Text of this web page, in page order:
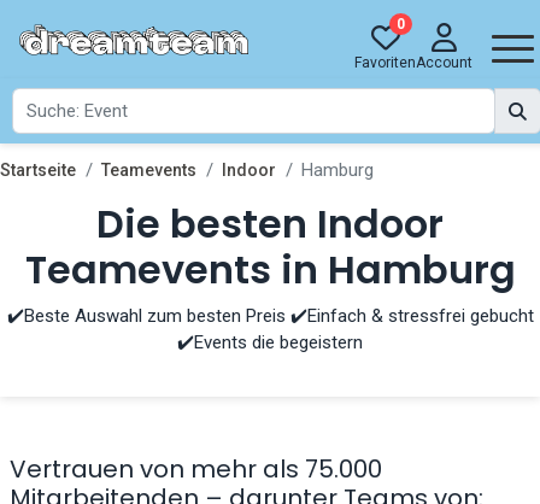
0
FavoritenAccount
Startseite Teamevents Indoor Hamburg
Die besten Indoor
Teamevents in Hamburg
✔️Beste Auswahl zum besten Preis ✔️Einfach & stressfrei gebucht
✔️Events die begeistern
Vertrauen von mehr als 75.000